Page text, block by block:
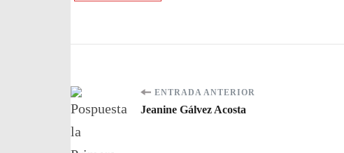
Navegación
de
ENTRADA ANTERIOR
Jeanine Gálvez Acosta